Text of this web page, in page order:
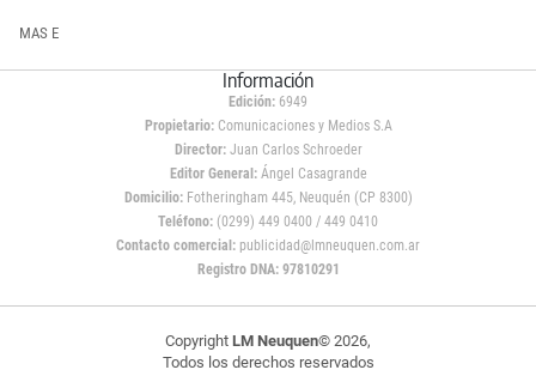
MAS E
Información
Edición: 6949
Propietario:Comunicaciones y Medios S.A
Director: Juan Carlos Schroeder
Editor General:Ángel Casagrande
Domicilio:Fotheringham 445, Neuquén (CP 8300)
Teléfono: (0299) 449 0400 / 449 0410
Contacto comercial: publicidad@lmneuquen.com.ar
Registro DNA: 97810291
Copyright LM Neuquen© 2026,
Todos los derechos reservados